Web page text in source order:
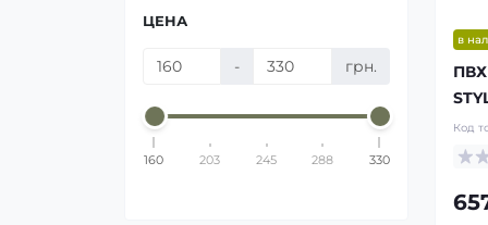
ЦЕНА
- грн.
160 203 245 288 330
в
ПВХ
Код